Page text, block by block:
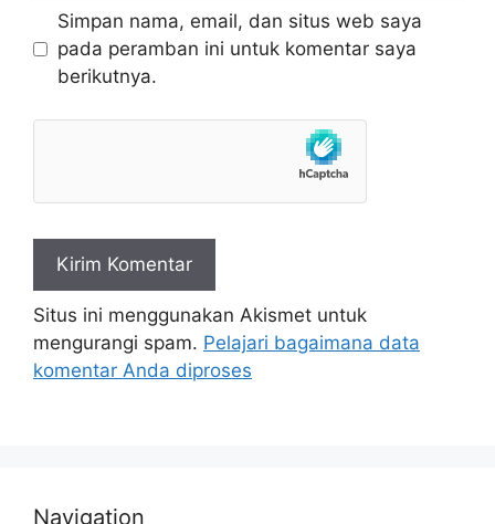
Simpan nama, email, dan situs web saya
pada peramban ini untuk komentar saya
berikutnya.
Situs ini menggunakan Akismet untuk
mengurangi spam. Pelajari bagaimana data
komentar Anda diproses
Navigation